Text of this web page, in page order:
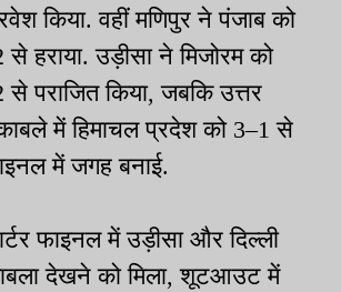
किया. वहीं मणिपुर ने पंजाब को
हराया. उड़ीसा ने मिजोरम को
पराजित किया, जबकि उत्तर
में हिमाचल प्रदेश को 3–1 से
में जगह बनाई.
फाइनल में उड़ीसा और दिल्ली
देखने को मिला, शूटआउट में